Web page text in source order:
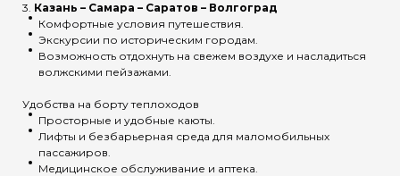
3. Казань – Самара – Саратов – Волгоград
Комфортные условия путешествия.
Экскурсии по историческим городам.
Возможность отдохнуть на свежем воздухе и насладиться
волжскими пейзажами.
Удобства на борту теплоходов
Просторные и удобные каюты.
Лифты и безбарьерная среда для маломобильных
пассажиров.
Медицинское обслуживание и аптека.